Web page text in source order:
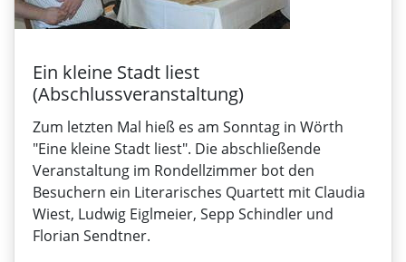
Ein kleine Stadt liest
(Abschlussveranstaltung)
Zum letzten Mal hieß es am Sonntag in Wörth
"Eine kleine Stadt liest". Die abschließende
Veranstaltung im Rondellzimmer bot den
Besuchern ein Literarisches Quartett mit Claudia
Wiest, Ludwig Eiglmeier, Sepp Schindler und
Florian Sendtner.